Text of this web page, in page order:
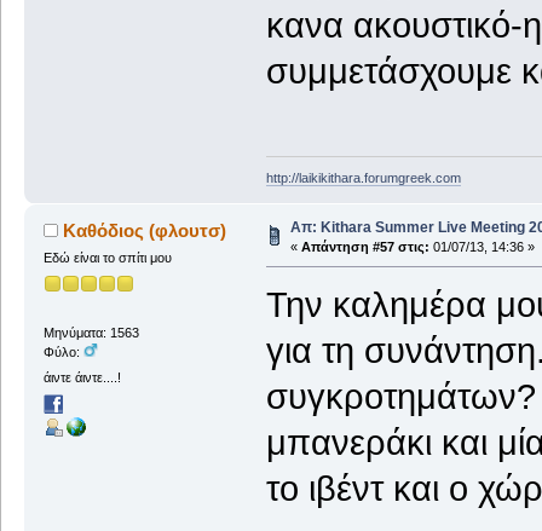
κανα ακουστικό-
συμμετάσχουμε
http://laikikithara.forumgreek.com
Καθόδιος (φλουτσ)
Εδώ είναι το σπίτι μου
Μηνύματα: 1563
Φύλο:
άιντε άιντε....!
Απ: Kithara Summer Live Meeting
« Απάντηση #57 στις: 01/07/13, 14:36 »
Την καλημέρα
για τη
συγκροτημάτων?
μπανεράκι και
το ιβέντ και ο